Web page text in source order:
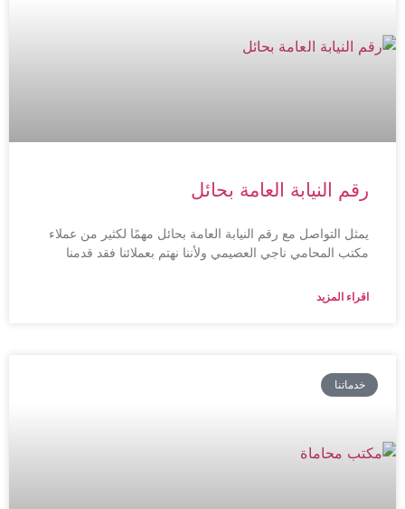
رقم النيابة العامة بحائل
يمثل التواصل مع رقم النيابة العامة بحائل مهمًا لكثير من عملاء
مكتب المحامي ناجي العصيمي ولأننا نهتم بعملائنا فقد قدمنا
اقراء المزيد
خدماتنا